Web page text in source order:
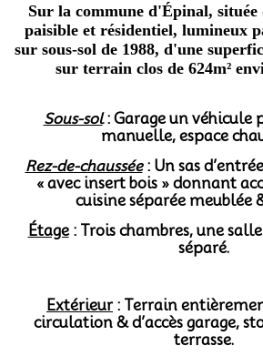
Sur la commune d'Épinal,
paisible et résidentiel, lumineux
sur sous-sol de 1988, d'une
sur terrain clos de 624m²
Sous-sol: Garage un véhicule
manuelle, espace
Rez-de-chaussée: Un sas
« avec insert bois » donnant
cuisine séparée meublée
Étage: Trois chambres, une
séparé.
Extérieur: Terrain
circulation & d’accès garage,
terrasse.